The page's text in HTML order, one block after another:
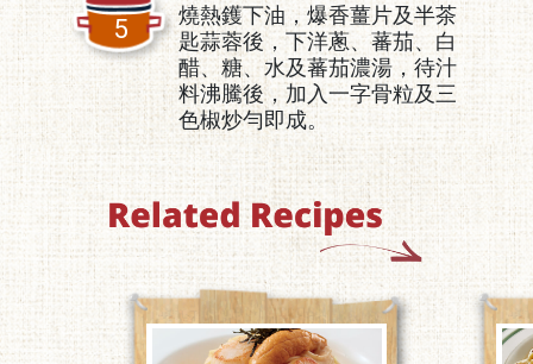
5
燒熱鑊下油，爆香薑片及半茶
匙蒜蓉後，下洋蔥、蕃茄、白
醋、糖、水及蕃茄濃湯，待汁
料沸騰後，加入一字骨粒及三
色椒炒勻即成。